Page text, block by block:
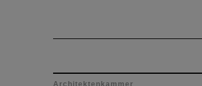
Architektenkammer